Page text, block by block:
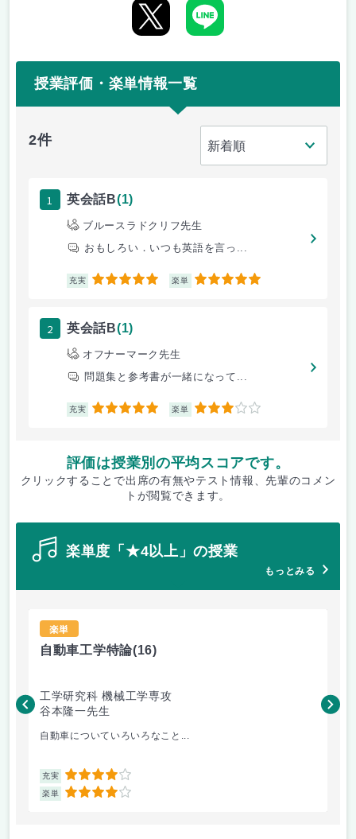
授業評価・楽単情報一覧
2件
1 英会話B(1)
ブルースラドクリフ先生
おもしろい．いつも英語を言っ...
充実 5 楽単 5
2 英会話B(1)
オフナーマーク先生
問題集と参考書が一緒になって...
充実 5 楽単 3
評価は授業別の平均スコアです。
クリックすることで出席の有無やテスト情報、先輩のコメン
トが閲覧できます。
楽単度「★4以上」の授業
もっとみる
楽単
自動車工学特論(16)
工学研究科 機械工学専攻
谷本隆一先生
自動車についていろいろなこと...
充実 4
楽単 4
松